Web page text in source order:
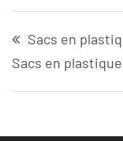
Sacs en
Sacs en